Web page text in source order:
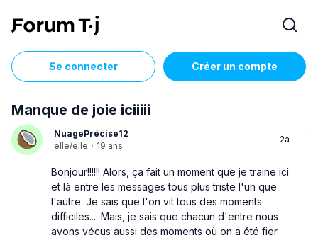
Se connecter Créer un compte
Manque de joie iciiiii
NuagePrécise12
elle/elle · 19 ans
2a
Bonjour!!!!!! Alors, ça fait un moment que je traine ici
et là entre les messages tous plus triste l'un que
l'autre. Je sais que l'on vit tous des moments
difficiles.... Mais, je sais que chacun d'entre nous
avons vécus aussi des moments où on a été fier